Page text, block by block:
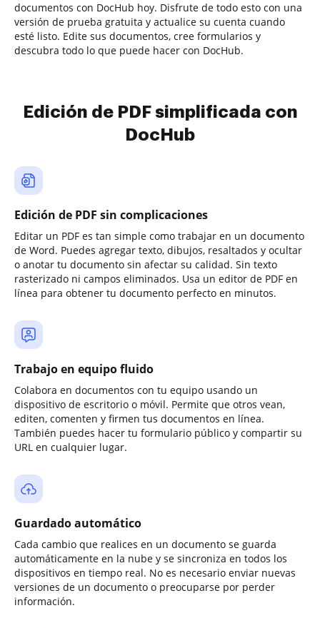
documentos con DocHub hoy. Disfrute de todo esto con una
versión de prueba gratuita y actualice su cuenta cuando
esté listo. Edite sus documentos, cree formularios y
descubra todo lo que puede hacer con DocHub.
Edición de PDF simplificada con
DocHub
Edición de PDF sin complicaciones
Editar un PDF es tan simple como trabajar en un documento
de Word. Puedes agregar texto, dibujos, resaltados y ocultar
o anotar tu documento sin afectar su calidad. Sin texto
rasterizado ni campos eliminados. Usa un editor de PDF en
línea para obtener tu documento perfecto en minutos.
Trabajo en equipo fluido
Colabora en documentos con tu equipo usando un
dispositivo de escritorio o móvil. Permite que otros vean,
editen, comenten y firmen tus documentos en línea.
También puedes hacer tu formulario público y compartir su
URL en cualquier lugar.
Guardado automático
Cada cambio que realices en un documento se guarda
automáticamente en la nube y se sincroniza en todos los
dispositivos en tiempo real. No es necesario enviar nuevas
versiones de un documento o preocuparse por perder
información.